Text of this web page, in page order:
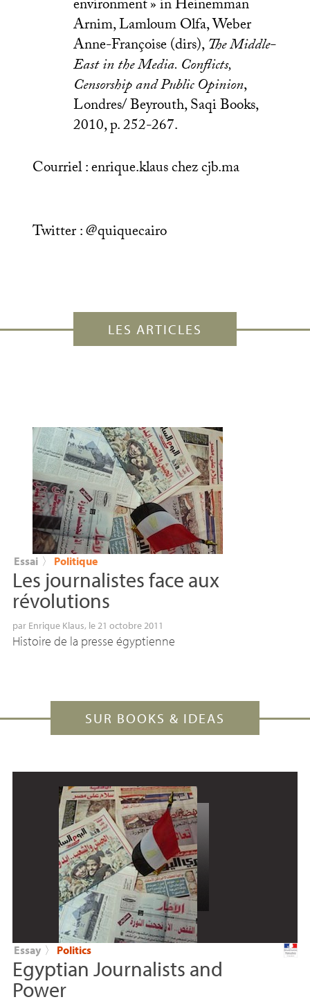
environment» in Heinemman
Arnim, Lamloum Olfa, Weber
Anne-Françoise (dirs),The Middle-
East in the Media. Conflicts,
Censorship and Public Opinion,
Londres/ Beyrouth, Saqi Books,
2010, p. 252-267.
Courriel : enrique.klauschezcjb.ma
Twitter : @quiquecairo
LES ARTICLES
Essai 〉 Politique
Les journalistes face aux
révolutions
par Enrique Klaus, le 21 octobre 2011
Histoire de la presse égyptienne
SUR BOOKS & IDEAS
Essay 〉 Politics
Egyptian Journalists and
Power